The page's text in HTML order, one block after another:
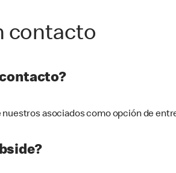
contacto
asociados como opción de